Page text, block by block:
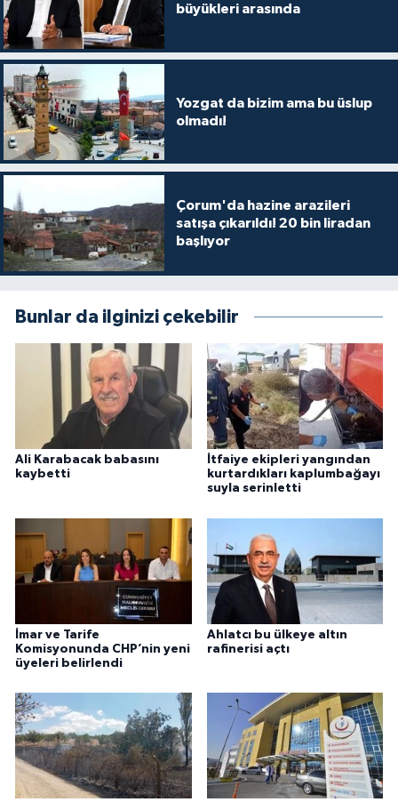
büyükleri arasında
Yozgat da bizim ama bu üslup
olmadı!
Çorum'da hazine arazileri
satışa çıkarıldı! 20 bin liradan
başlıyor
Bunlar da ilginizi çekebilir
Ali Karabacak babasını
kaybetti
İtfaiye ekipleri yangından
kurtardıkları kaplumbağayı
suyla serinletti
İmar ve Tarife
Komisyonunda CHP’nin yeni
üyeleri belirlendi
Ahlatcı bu ülkeye altın
rafinerisi açtı